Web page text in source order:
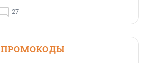
27
ПРОМОКОДЫ